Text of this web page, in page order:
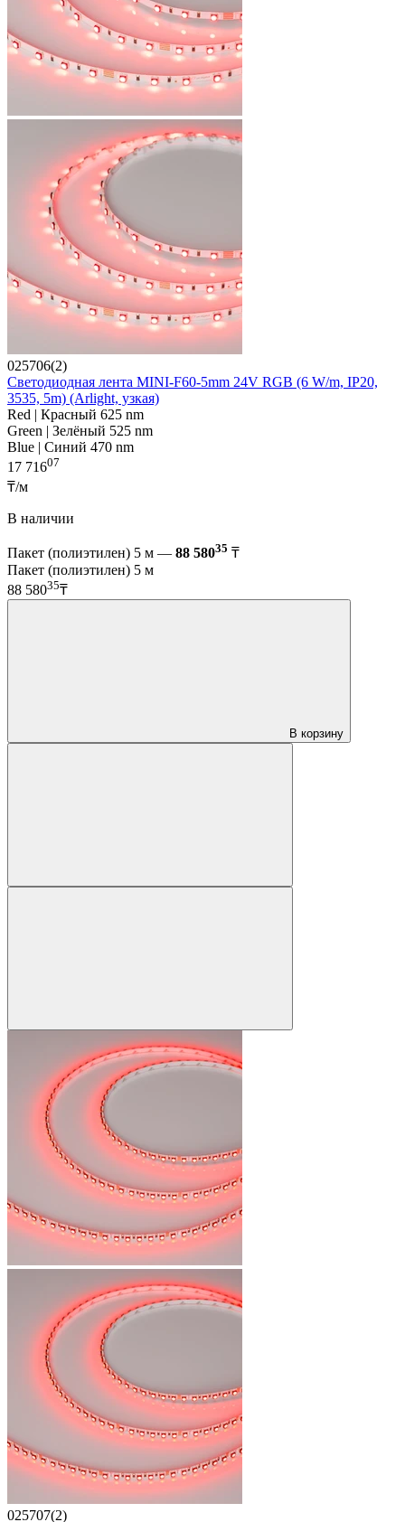
025706(2)
Светодиодная лента MINI-F60-5mm 24V RGB (6 W/m, IP20,
3535, 5m) (Arlight, узкая)
Red | Красный 625 nm
Green | Зелёный 525 nm
Blue | Синий 470 nm
17 71607
₸/м
В наличии
Пакет (полиэтилен) 5 м — 88 58035 ₸
Пакет (полиэтилен) 5 м
88 58035₸
В корзину
025707(2)